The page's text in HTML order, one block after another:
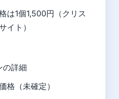
は1個1,500円（クリス
イト）
の詳細
格（未確定）